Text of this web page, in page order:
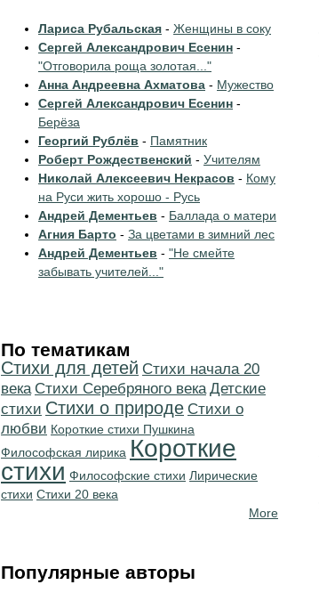
Лариса Рубальская - Женщины в соку
Сергей Александрович Есенин -
"Отговорила роща золотая..."
Анна Андреевна Ахматова - Мужество
Сергей Александрович Есенин -
Берёза
Георгий Рублёв - Памятник
Роберт Рождественский - Учителям
Николай Алексеевич Некрасов - Кому
на Руси жить хорошо - Русь
Андрей Дементьев - Баллада о матери
Агния Барто - За цветами в зимний лес
Андрей Дементьев - "Не смейте
забывать учителей..."
По тематикам
Стихи для детей Cтихи начала 20
века Cтихи Серебряного века Детские
стихи Стихи о природе Стихи о
любви Короткие стихи Пушкина
Философская лирика Короткие
стихи Философские стихи Лирические
стихи Стихи 20 века
More
Популярные авторы